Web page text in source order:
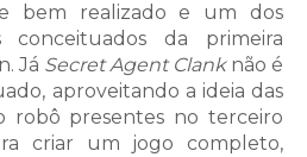
bem realizado e um dos
conceituados da primeira
Já Secret Agent Clanknão é
aproveitando a ideia das
robô presentes no terceiro
criar um jogo completo,